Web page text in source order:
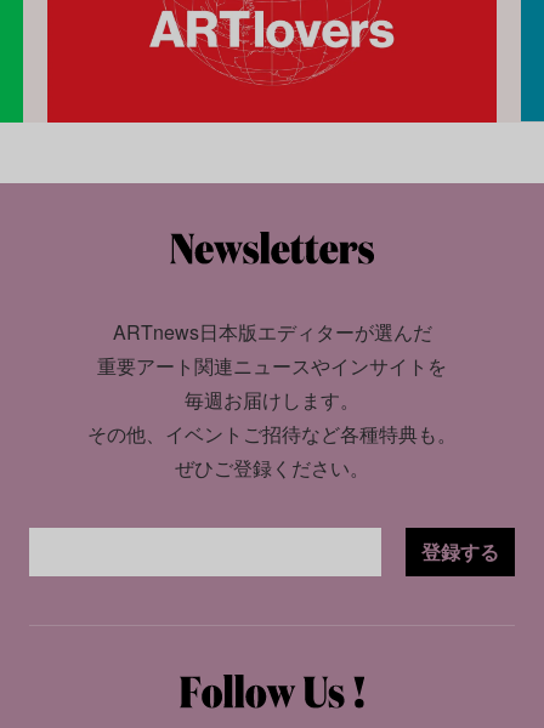
ARTnews日本版エディターが選んだ
重要アート関連ニュースやインサイトを
毎週お届けします。
その他、イベントご招待など各種特典も。
ぜひご登録ください。
登録する